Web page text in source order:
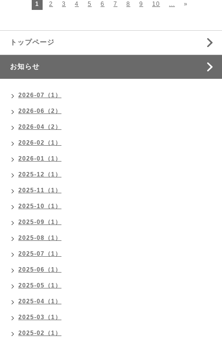
1 2 3 4 5 6 7 8 9 10 ... »
トップページ
お知らせ
2026-07（1）
2026-06（2）
2026-04（2）
2026-02（1）
2026-01（1）
2025-12（1）
2025-11（1）
2025-10（1）
2025-09（1）
2025-08（1）
2025-07（1）
2025-06（1）
2025-05（1）
2025-04（1）
2025-03（1）
2025-02（1）